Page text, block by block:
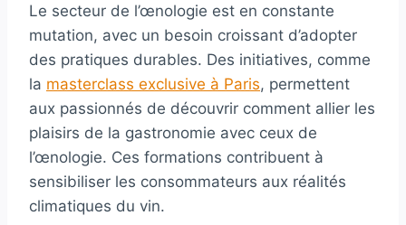
Le secteur de l’œnologie est en constante
mutation, avec un besoin croissant d’adopter
des pratiques durables. Des initiatives, comme
la masterclass exclusive à Paris, permettent
aux passionnés de découvrir comment allier les
plaisirs de la gastronomie avec ceux de
l’œnologie. Ces formations contribuent à
sensibiliser les consommateurs aux réalités
climatiques du vin.